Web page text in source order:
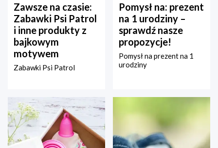
Zawsze na czasie:
Zabawki Psi Patrol
i inne produkty z
bajkowym
motywem
Zabawki Psi Patrol
Pomysł na: prezent
na 1 urodziny –
sprawdź nasze
propozycje!
Pomysł na prezent na 1
urodziny